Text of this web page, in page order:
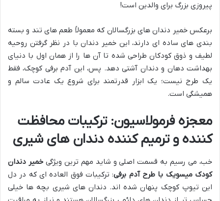
پیروزی بزرگ برای والدین است!
برعکس خمیر دندان های بزرگسالان که معمولاً طعم های تند و بسته
بندی های ساده ای دارند، این خمیر دندان با در نظر گرفتن روحیه
لطیف و ذوق کودکان طراحی شده تا آن ها را از همان اول با دنیای
بهداشت دهان و دندان آشتی دهد. پس، این آدم برفی کوچک، فقط
یک طرح نیست؛ یک ابزار قدرتمند برای شروع یک عادت سالم و
همیشگی است.
معجزه فرمولاسیون: ترکیبات محافظت
کننده و ترمیم کننده دندان های شیری
خب، می رسیم به قسمت اصلی و شاید مهم ترین ویژگیخمیر دندان
کودک میسویک با طرح آدم برفی: ترکیبات فوق العاده ای که در دل
این تیوپ کوچک پنهان شده اند. دندان های شیری بچه ها خیلی